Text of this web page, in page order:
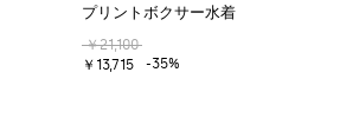
プリントボクサー水着
￥21,100
￥13,715
-35%